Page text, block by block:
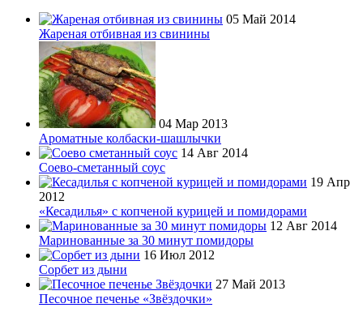
05 Май 2014
Жареная отбивная из свинины
04 Мар 2013
Ароматные колбаски-шашлычки
14 Авг 2014
Соево-сметанный соус
19 Апр
2012
«Кесадилья» с копченой курицей и помидорами
12 Авг 2014
Маринованные за 30 минут помидоры
16 Июл 2012
Сорбет из дыни
27 Май 2013
Песочное печенье «Звёздочки»